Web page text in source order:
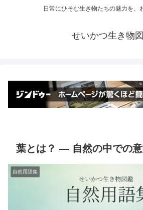
日常にひそむ生き物たちの魅力を、
せいかつ生き物
葉とは？ ― 自然の中での
自然用語集